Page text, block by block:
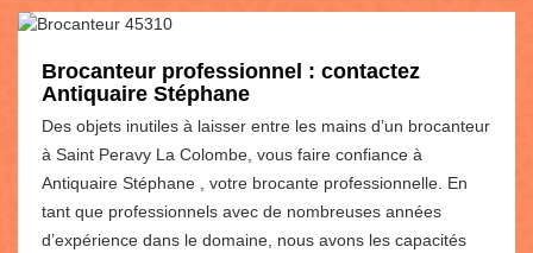
Brocanteur professionnel : contactez
Antiquaire Stéphane
Des objets inutiles à laisser entre les mains d’un brocanteur
à Saint Peravy La Colombe, vous faire confiance à
Antiquaire Stéphane , votre brocante professionnelle. En
tant que professionnels avec de nombreuses années
d’expérience dans le domaine, nous avons les capacités